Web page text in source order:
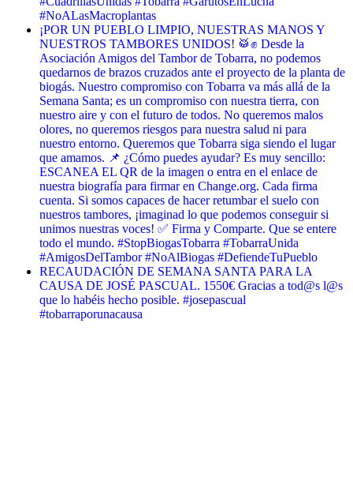
#NoALasMacroplantas
¡POR UN PUEBLO LIMPIO, NUESTRAS MANOS Y
NUESTROS TAMBORES UNIDOS! 🥁✊ Desde la
Asociación Amigos del Tambor de Tobarra, no podemos
quedarnos de brazos cruzados ante el proyecto de la planta de
biogás. Nuestro compromiso con Tobarra va más allá de la
Semana Santa; es un compromiso con nuestra tierra, con
nuestro aire y con el futuro de todos. No queremos malos
olores, no queremos riesgos para nuestra salud ni para
nuestro entorno. Queremos que Tobarra siga siendo el lugar
que amamos. 📌 ¿Cómo puedes ayudar? Es muy sencillo:
ESCANEA EL QR de la imagen o entra en el enlace de
nuestra biografía para firmar en Change.org. Cada firma
cuenta. Si somos capaces de hacer retumbar el suelo con
nuestros tambores, ¡imaginad lo que podemos conseguir si
unimos nuestras voces! ✅ Firma y Comparte. Que se entere
todo el mundo. #StopBiogasTobarra #TobarraUnida
#AmigosDelTambor #NoAlBiogas #DefiendeTuPueblo
RECAUDACIÓN DE SEMANA SANTA PARA LA
CAUSA DE JOSÉ PASCUAL. 1550€ Gracias a tod@s l@s
que lo habéis hecho posible. #josepascual
#tobarraporunacausa